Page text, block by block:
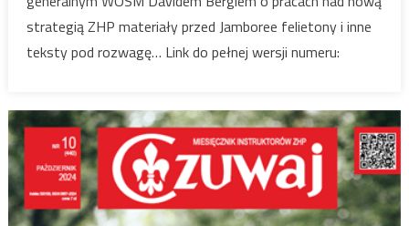
strategią ZHP materiały przed Jamboree felietony i inne
teksty pod rozwagę… Link do pełnej wersji numeru: